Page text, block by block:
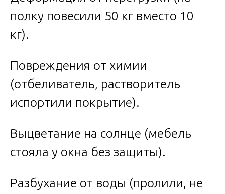
полку повесили 50 кг вместо 10
кг).
Повреждения от химии
(отбеливатель, растворитель
испортили покрытие).
Выцветание на солнце (мебель
стояла у окна без защиты).
Разбухание от воды (пролили, не